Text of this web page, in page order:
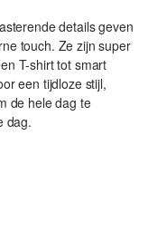
details geven
touch. Ze zijn super
T-shirt tot smart
een tijdloze stijl,
de hele dag te
dag.